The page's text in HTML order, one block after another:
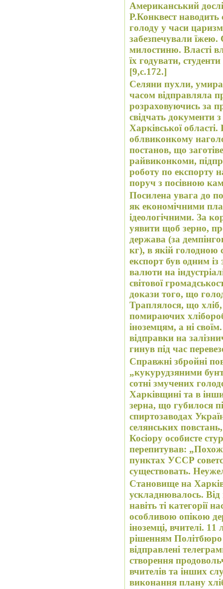
Американський
Р.Конквест наводить
голоду у часи
забезпечували їжею.
милостиню. Власті
їх годувати,
[9,с.172.]
Селяни пухли,
часом відправляла
розраховуючись за
свідчать документи
Харківської
облвиконкому
постанов, що
райвиконкоми,
роботу по експорту
поруч з посівною
Посилена увага до
як економічними
ідеологічними. За
уявити щоб зерно,
держава (за
кг), в якій
експорт був одним
валюти на
світової
докази того, що голоду в СРСР не було.
Траплялося, що хліб,
помираючих
іноземцям, а ні
відправки на
гинув під час
Справжні збройні
„кукурудзяними
сотні змучених
Харківщині та в
зерна, що губилося
спиртозаводах
селянських
Косіору особисте
перепитував:
пунктах УССР
существовать.
Становище на
ускладнювалось.
навіть ті категорії
особливою опікою
іноземці, вчителі.
рішенням
відправлені
створення
вчителів та інших
виконання плану